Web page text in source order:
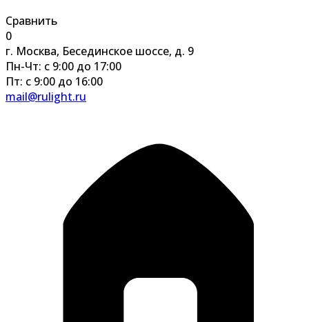
Сравнить
0
г. Москва, Бесединское шоссе, д. 9
Пн-Чт: с 9:00 до 17:00
Пт: с 9:00 до 16:00
mail@rulight.ru